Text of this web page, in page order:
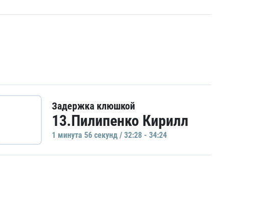
Задержка клюшкой
13.Пилипенко Кирилл
1 минутa 56 секунд / 32:28 - 34:24